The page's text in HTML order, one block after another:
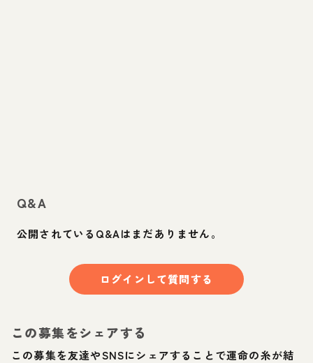
Q&A
公開されているQ&Aはまだありません。
ログインして質問する
この募集をシェアする
この募集を友達やSNSにシェアすることで運命の糸が結